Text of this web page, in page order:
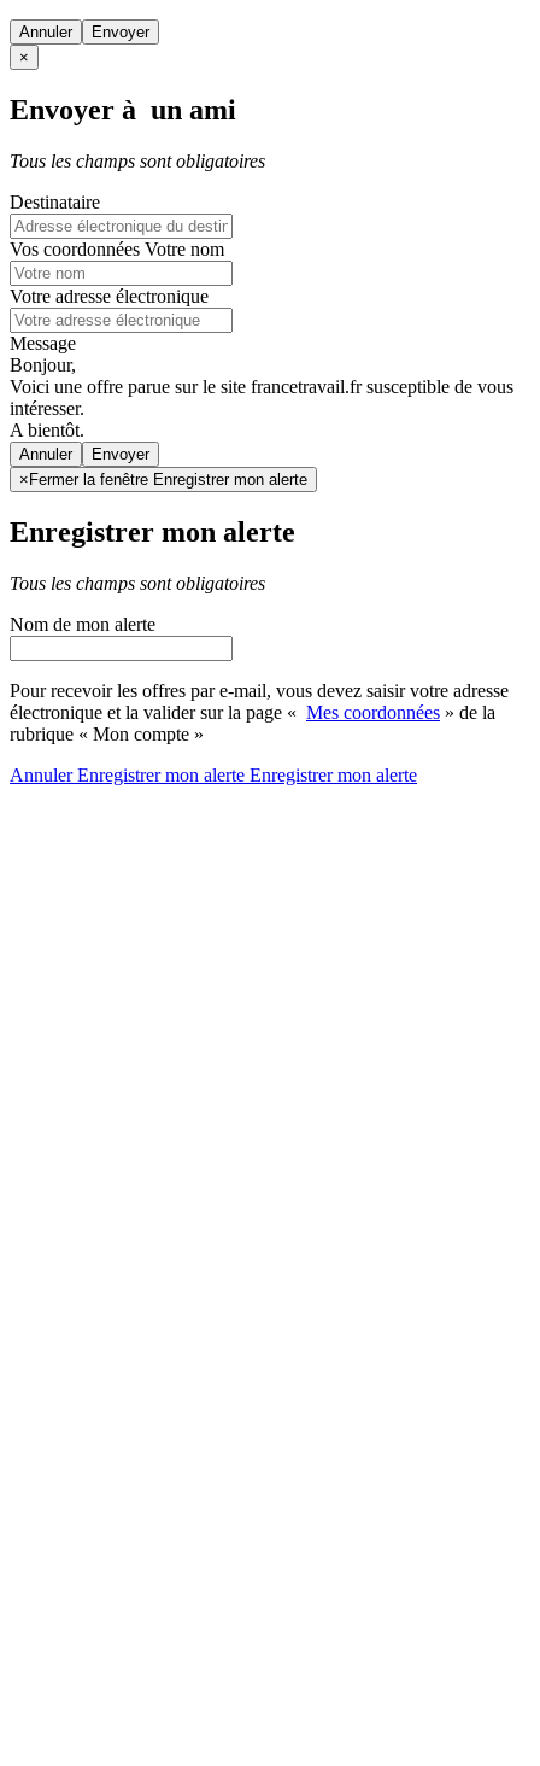
Annuler
×
Envoyer à un ami
Tous les champs sont obligatoires
Destinataire
Vos coordonnées Votre nom
Votre adresse électronique
Message
Bonjour,
Voici une offre parue sur le site francetravail.fr susceptible de vous
intéresser.
A bientôt.
Annuler
× Fermer la fenêtre Enregistrer mon alerte
Enregistrer mon alerte
Tous les champs sont obligatoires
Nom de mon alerte
Pour recevoir les offres par e-mail, vous devez saisir votre adresse
électronique et la valider sur la page « Mes coordonnées » de la
rubrique « Mon compte »
AnnulerEnregistrer mon alerte Enregistrermon alerte